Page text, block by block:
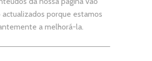
actualizados porque estamos
a melhorá-la.